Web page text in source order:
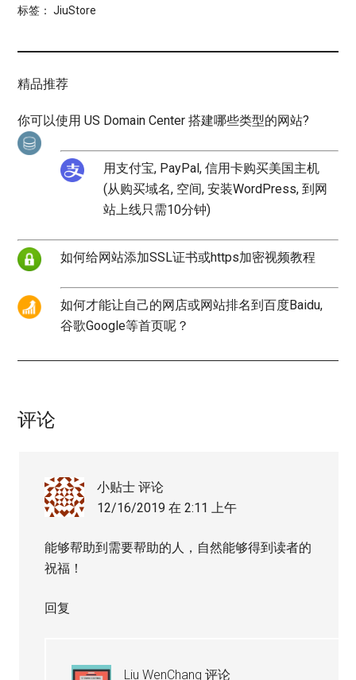
标签：JiuStore
精品推荐
你可以使用 US Domain Center 搭建哪些类型的网站?
用支付宝, PayPal, 信用卡购买美国主机
(从购买域名, 空间, 安装WordPress, 到网
站上线只需10分钟)
如何给网站添加SSL证书或https加密视频教程
如何才能让自己的网店或网站排名到百度Baidu,
谷歌Google等首页呢？
评论
小贴士 评论
12/16/2019 在 2:11 上午
能够帮助到需要帮助的人，自然能够得到读者的
祝福！
回复
Liu WenChang 评论